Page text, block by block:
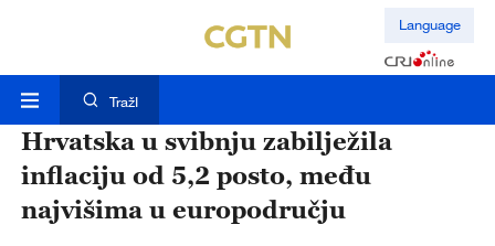
Language
TražI
Hrvatska u svibnju zabilježila
inflaciju od 5,2 posto, među
najvišima u europodručju